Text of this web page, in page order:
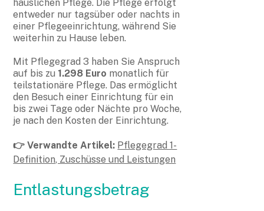
häuslichen Pflege. Die Pflege erfolgt
entweder nur tagsüber oder nachts in
einer Pflegeeinrichtung, während Sie
weiterhin zu Hause leben.
Mit Pflegegrad 3 haben Sie Anspruch
auf bis zu 1.298 Euro monatlich für
teilstationäre Pflege. Das ermöglicht
den Besuch einer Einrichtung für ein
bis zwei Tage oder Nächte pro Woche,
je nach den Kosten der Einrichtung.
👉 Verwandte Artikel: Pflegegrad 1-
Definition, Zuschüsse und Leistungen
Entlastungsbetrag